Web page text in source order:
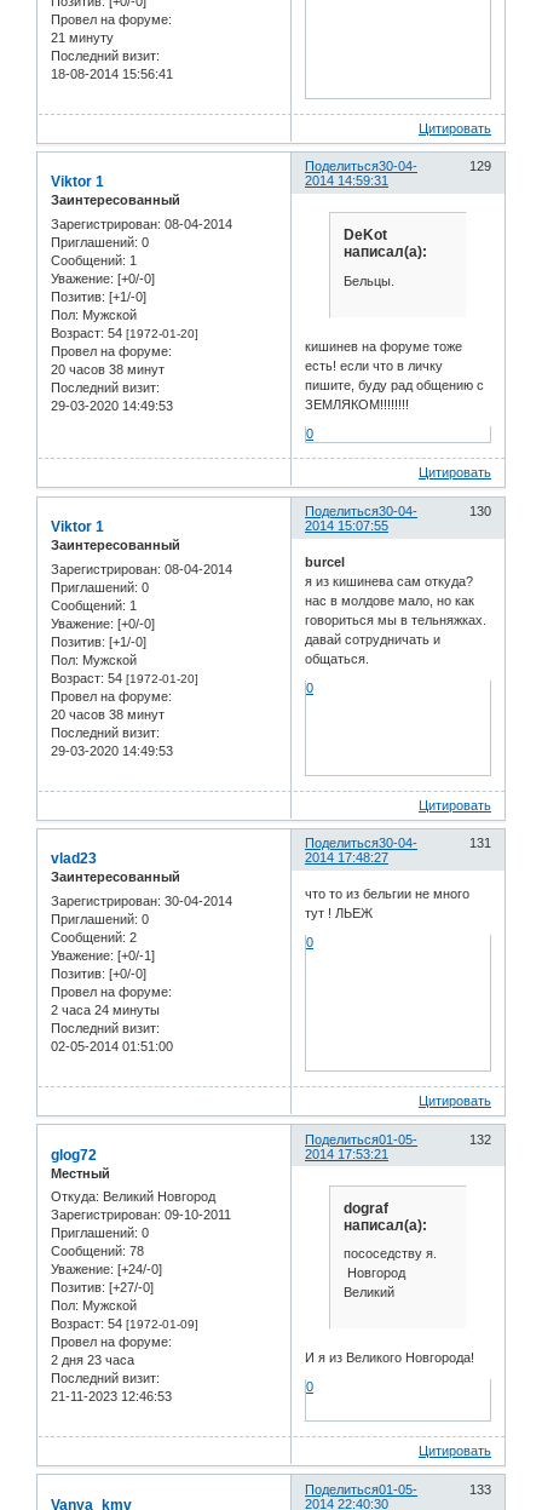
Провел на форуме:
21 минуту
Последний визит:
18-08-2014 15:56:41
Цитировать
Поделиться 129
30-04-
2014 14:59:31
Viktor 1
Заинтересованный
Зарегистрирован: 08-04-2014
Приглашений: 0
Сообщений: 1
Уважение: [+0/-0]
Позитив: [+1/-0]
Пол: Мужской
Возраст: 54 [1972-01-20]
Провел на форуме:
20 часов 38 минут
Последний визит:
29-03-2020 14:49:53
DeKot
написал(а):
Бельцы.
кишинев на форуме тоже
есть! если что в личку
пишите, буду рад общению с
ЗЕМЛЯКОМ!!!!!!!!
0
Цитировать
Поделиться 130
30-04-
2014 15:07:55
Viktor 1
Заинтересованный
Зарегистрирован: 08-04-2014
Приглашений: 0
Сообщений: 1
Уважение: [+0/-0]
Позитив: [+1/-0]
Пол: Мужской
Возраст: 54 [1972-01-20]
Провел на форуме:
20 часов 38 минут
Последний визит:
29-03-2020 14:49:53
burcel
я из кишинева сам откуда?
нас в молдове мало, но как
говориться мы в тельняжках.
давай сотрудничать и
общаться.
0
Цитировать
Поделиться 131
30-04-
2014 17:48:27
vlad23
Заинтересованный
Зарегистрирован: 30-04-2014
Приглашений: 0
Сообщений: 2
Уважение: [+0/-1]
Позитив: [+0/-0]
Провел на форуме:
2 часа 24 минуты
Последний визит:
02-05-2014 01:51:00
что то из бельгии не много
тут ! ЛЬЕЖ
0
Цитировать
Поделиться 132
01-05-
2014 17:53:21
glog72
Местный
Откуда: Великий Новгород
Зарегистрирован: 09-10-2011
Приглашений: 0
Сообщений: 78
Уважение: [+24/-0]
Позитив: [+27/-0]
Пол: Мужской
Возраст: 54 [1972-01-09]
Провел на форуме:
2 дня 23 часа
Последний визит:
21-11-2023 12:46:53
dograf
написал(а):
пососедству я.
Новгород
Великий
И я из Великого Новгорода!
0
Цитировать
Поделиться 133
01-05-
2014 22:40:30
Vanya_kmv